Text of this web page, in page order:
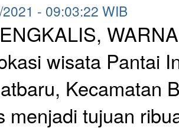
- 09:03:22 WIB
wisata Pantai
Kecamatan
menjadi tujuan